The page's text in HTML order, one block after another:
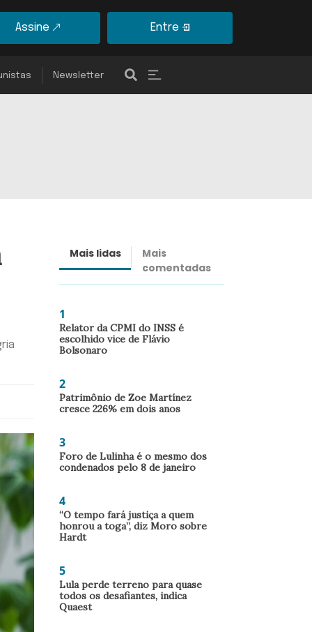
Assine Entre
Newsletter
Mais lidas
Mais
comentadas
1
Relator da CPMI do INSS é
escolhido vice de Flávio
Bolsonaro
2
Patrimônio de Zoe Martínez
cresce 226% em dois anos
3
Foro de Lulinha é o mesmo dos
condenados pelo 8 de janeiro
4
“O tempo fará justiça a quem
honrou a toga”, diz Moro sobre
Hardt
5
Lula perde terreno para quase
todos os desafiantes, indica
Quaest